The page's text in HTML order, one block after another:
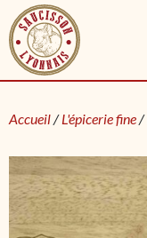
Accueil/L'épicerie fine/